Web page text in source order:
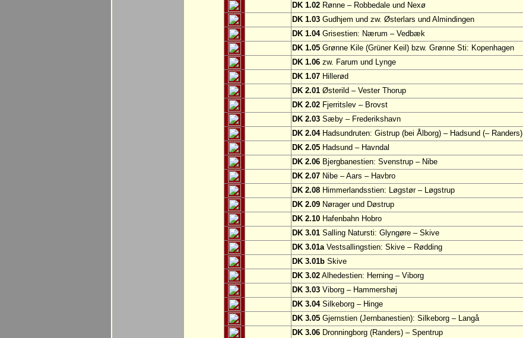
DK 1.02 Rønne – Robbedale und Nexø
DK 1.03 Gudhjem und zw. Østerlars und Almindingen
DK 1.04Grisestien: Nærum – Vedbæk
DK 1.05 Grønne Kile (Grüner Keil) bzw. Grønne Sti: Kopenhagen
DK 1.06 zw. Farum und Lynge
DK 1.07 Hillerød
DK 2.01 Østerild – Vester Thorup
DK 2.02 Fjerritslev – Brovst
DK 2.03 Sæby – Frederikshavn
DK 2.04Hadsundruten: Gistrup (bei Ålborg) – Hadsund (– Randers)
DK 2.05 Hadsund – Havndal
DK 2.06 Bjergbanestien: Svenstrup – Nibe
DK 2.07 Nibe – Aars – Havbro
DK 2.08 Himmerlandsstien: Løgstør – Løgstrup
DK 2.09 Nørager und Døstrup
DK 2.10 Hafenbahn Hobro
DK 3.01 Salling Natursti: Glyngøre – Skive
DK 3.01aVestsallingstien: Skive – Rødding
DK 3.01b Skive
DK 3.02 Alhedestien: Herning – Viborg
DK 3.03 Viborg – Hammershøj
DK 3.04Silkeborg – Hinge
DK 3.05 Gjernstien (Jernbanestien): Silkeborg – Langå
DK 3.06 Dronningborg (Randers) – Spentrup